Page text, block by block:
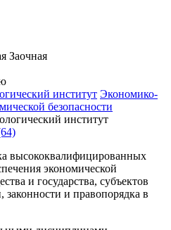
Заочная
институт Экономико-
безопасности
высококвалифицированных
экономической
и государства, субъектов
законности и правопорядка в